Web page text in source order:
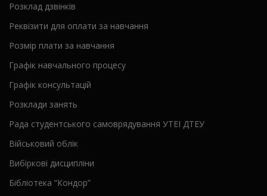
Розклад дзвінків
Реквізити для оплати за навчання
Розмір плати за навчання
Графік навчального процесу
Графік консультацій
Розклади занять
Рада студентського самоврядування УТЕІ ДТЕУ
Військовий облік
Вибіркові дисципліни
Бібліотека “Кондор”